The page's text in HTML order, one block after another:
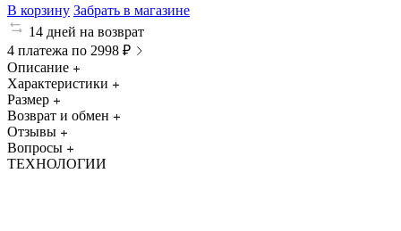
В корзину Забрать в магазине
14 дней на возврат
4 платежа по 2998 ₽
Описание
Характеристики
Размер
Возврат и обмен
Отзывы
Вопросы
ТЕХНОЛОГИИ